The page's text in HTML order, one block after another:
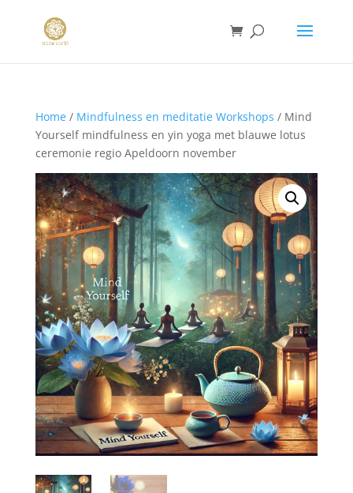
Home/ Mindfulness en meditatie Workshops / Mind
Yourself mindfulness en yin yoga met blauwe lotus
ceremonie regio Apeldoorn november